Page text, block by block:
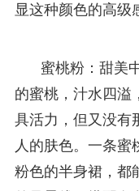
显这种颜色的高级
蜜桃粉：甜美
的蜜桃，汁水四溢
具活力，但又没有
人的肤色。一条
粉色的半身裙，都